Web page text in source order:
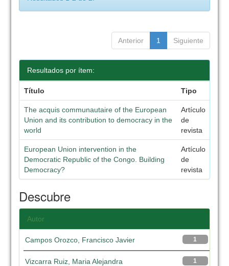
Anterior 1 Siguiente
Resultados por ítem:
Título Tipo
The acquis communautaire of the European
Union and its contribution to democracy in the
world
Artículo
de
revista
European Union intervention in the
Democratic Republic of the Congo. Building
Democracy?
Artículo
de
revista
Descubre
Autor
1
Campos Orozco, Francisco Javier
1
Vizcarra Ruiz, Maria Alejandra